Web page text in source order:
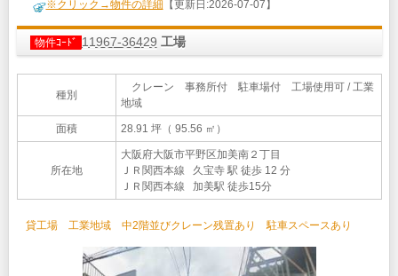
※クリック→物件の詳細 【更新日:2026-07-07】
物件ｺｰﾄﾞ 11967-36429 工場
種別
クレーン 事務所付 駐車場付 工場使用可 / 工業
地域
面積 28.91 坪（ 95.56 ㎡）
所在地
大阪府大阪市平野区加美南２丁目
ＪＲ関西本線 久宝寺 駅 徒歩 12 分
ＪＲ関西本線 加美駅 徒歩15分
貸工場 工業地域 中2階並びクレーン残置あり 駐車スペースあり